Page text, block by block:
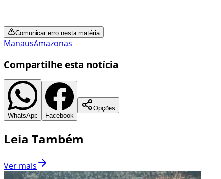
Comunicar erro nesta matéria
ManausAmazonas
Compartilhe esta notícia
WhatsApp Facebook
Opções
Leia Também
Ver mais